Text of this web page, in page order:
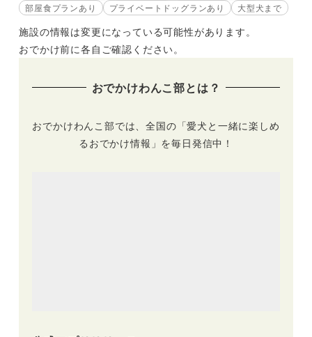
部屋食プランあり
プライベートドッグランあり 大型犬まで
施設の情報は変更になっている可能性があります。
おでかけ前に各自ご確認ください。
おでかけわんこ部とは？
おでかけわんこ部では、全国の「愛犬と一緒に楽しめ
るおでかけ情報」を毎日発信中！